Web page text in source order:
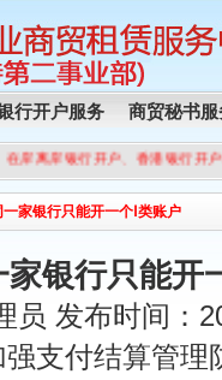
行开户服务 商贸秘书服
在岸离岸银行开户、香港银行开
家银行只能开一个Ⅰ类账户
银行只能开
员 发布时间：
支付结算管